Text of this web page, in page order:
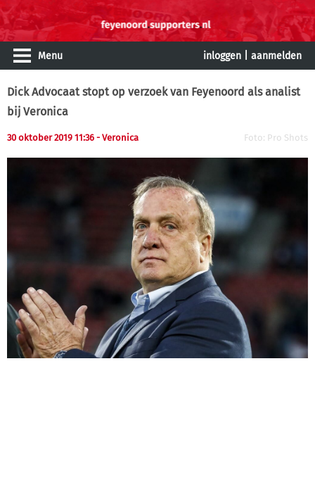
Menu inloggen aanmelden
Dick Advocaat stopt op verzoek van Feyenoord als analist
bij Veronica
30 oktober 2019 11:36 - Veronica Foto: Pro Shots